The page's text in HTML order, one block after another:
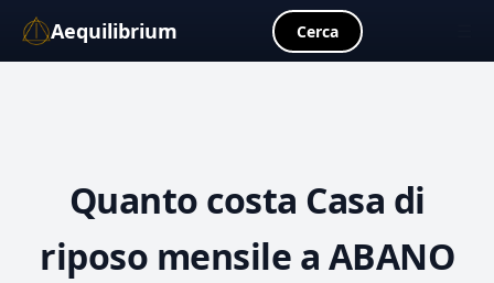
Aequilibrium Cerca
Quanto costa Casa di
riposo mensile a ABANO